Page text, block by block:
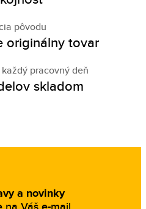
pôvodu
originálny tovar
pracovný deň
skladom
a novinky